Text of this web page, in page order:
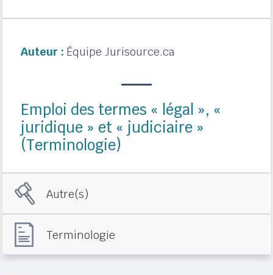
Auteur : Équipe Jurisource.ca
Emploi des termes « légal », «
juridique » et « judiciaire »
(Terminologie)
Autre(s)
Terminologie